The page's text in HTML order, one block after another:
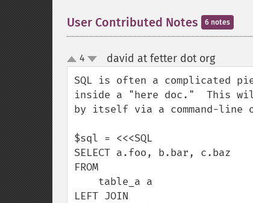
User Contributed Notes 6 notes
up
down
4 david at fetter dot org¶
SQL is often a complicated
inside a "here doc."  This
by itself via a command-
$sql = <<<SQL
SELECT a.foo, b.bar, c.baz
FROM
LEFT JOIN